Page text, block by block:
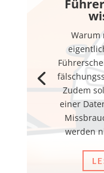
Warum
Zudem
einer
werden